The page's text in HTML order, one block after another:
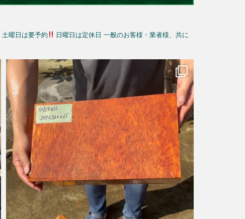
土曜日は要予約 日曜日は定休日 一般のお客様・業者様、共に